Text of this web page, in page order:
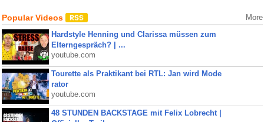
Popular Videos More
Hardstyle Henning und Clarissa müssen zum
Elterngespräch? | ...
youtube.com
Tourette als Praktikant bei RTL: Jan wird Mode
rator
youtube.com
48 STUNDEN BACKSTAGE mit Felix Lobrecht |